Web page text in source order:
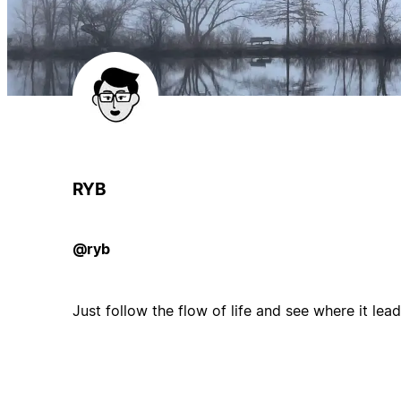
RYB
@ryb
Just follow the flow of life and see where it